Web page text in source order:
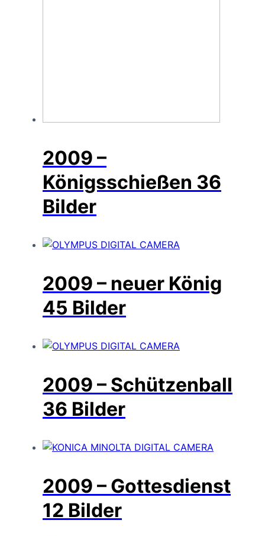
2009 –
Königsschießen 36
Bilder
2009 – neuer König
45 Bilder
2009 – Schützenball
36 Bilder
2009 – Gottesdienst
12 Bilder